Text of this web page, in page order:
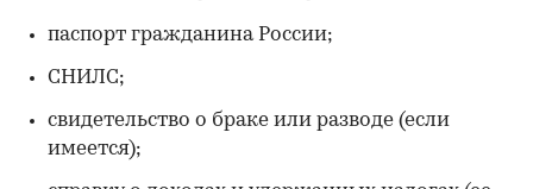
паспорт гражданина России;
СНИЛС;
свидетельство о браке или разводе (если
имеется);